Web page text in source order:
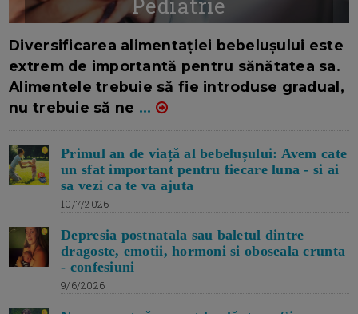
Pediatrie
Diversificarea alimentației bebelușului este
extrem de importantă pentru sănătatea sa.
Alimentele trebuie să fie introduse gradual,
nu trebuie să ne ...
Primul an de viață al bebelușului: Avem cate
un sfat important pentru fiecare luna - si ai
sa vezi ca te va ajuta
10/7/2026
Depresia postnatala sau baletul dintre
dragoste, emotii, hormoni si oboseala crunta
- confesiuni
9/6/2026